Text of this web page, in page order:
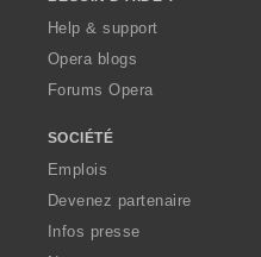
Help & support
Opera blogs
Forums Opera
SOCIÉTÉ
Emplois
Devenez partenaire
Infos presse